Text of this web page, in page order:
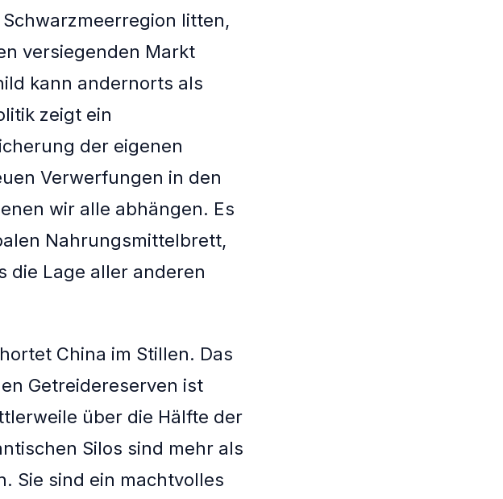
litten,
versiegenden Markt
kann andernorts als
zeigt ein
der eigenen
Verwerfungen in den
wir alle abhängen. Es
Nahrungsmittelbrett,
die Lage aller anderen
China im Stillen. Das
Getreidereserven ist
über die Hälfte der
Silos sind mehr als
Sie sind ein machtvolles